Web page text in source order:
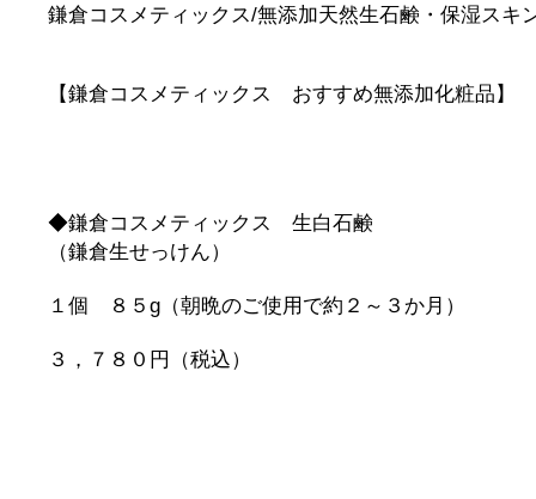
鎌倉コスメティックス/無添加天然生石鹸・保湿スキ
【鎌倉コスメティックス おすすめ無添加化粧品】
◆鎌倉コスメティックス 生白石鹸
（鎌倉生せっけん）
１個 ８５g（朝晩のご使用で約２～３か月）
３，７８０円（税込）